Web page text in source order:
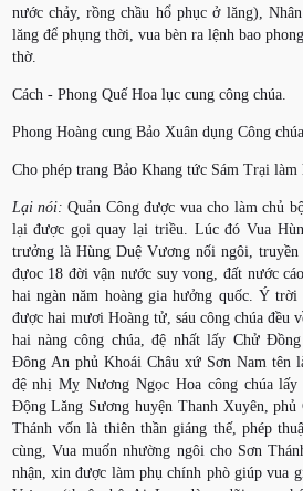
nước chảy, rồng chầu hổ phục ở lăng),
lăng để phụng thời, vua bèn ra lệnh bao
thờ.
Cách - Phong Quế Hoa lục cung công chúa.
Phong Hoàng cung Bảo Xuân dụng Công
Cho phép trang Bảo Khang tức Sám Trại
Lại nói: Quản Công được vua cho làm chủ
lại được gọi quay lại triều. Lúc đó Vua
trưởng là Hùng Duệ Vương nối ngôi, truyền
đựoc 18 đời vận nước suy vong, đất nước
hai ngàn năm hoàng gia hưởng quốc. Ý
được hai mươi Hoàng tử, sáu công chúa đều
hai nàng công chúa, đệ nhất lấy Chử
Đông An phủ Khoái Châu xứ Sơn Nam tên
đệ nhị Mỵ Nương Ngọc Hoa công chúa
Động Lăng Sương huyện Thanh Xuyên,
Thánh vốn là thiên thần giáng thế, phép
cùng, Vua muốn nhường ngôi cho Sơn
nhận, xin được làm phụ chính phò giúp vua